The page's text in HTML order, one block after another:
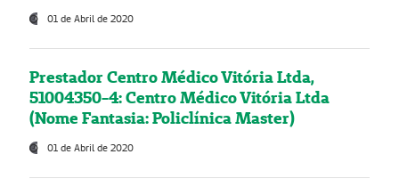
01 de Abril de 2020
Prestador Centro Médico Vitória Ltda,
51004350-4: Centro Médico Vitória Ltda
(Nome Fantasia: Policlínica Master)
01 de Abril de 2020